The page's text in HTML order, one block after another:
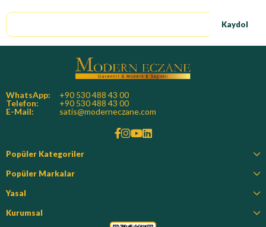
Kaydol
WhatsApp:
+90 530 488 43 00
Telefon:
+90 530 488 43 00
E-Mail:
satis@moderneczane.com
Popüler Kategoriler
Popüler Markalar
Yasal
Kurumsal